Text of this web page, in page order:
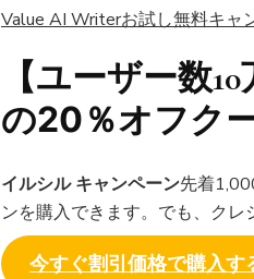
Value AI Writerお試し無料キャ
【ユーザー数
の20％オフク
イルシル キャンペーン先着
ンを購入できます。でも、クレ
今すぐ割引価格で購入す